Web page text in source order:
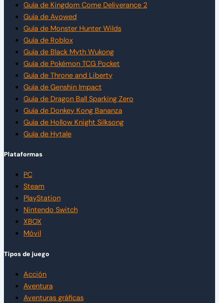
Guía de Kingdom Come Deliverance 2
Guía de Avowed
Guía de Monster Hunter Wilds
Guía de Roblox
Guía de Black Myth Wukong
Guía de Pokémon TCG Pocket
Guía de Throne and Liberty
Guía de Genshin Impact
Guía de Dragon Ball Sparking Zero
Guía de Donkey Kong Bananza
Guía de Hollow Knight Silksong
Guía de Hytale
Plataformas
PC
Steam
PlayStation
Nintendo Switch
XBOX
Móvil
Tipos de juego
Acción
Aventura
Aventuras gráficas